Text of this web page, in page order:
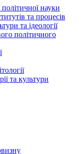
політичної науки
та процесів
та ідеології
політичного
та культури